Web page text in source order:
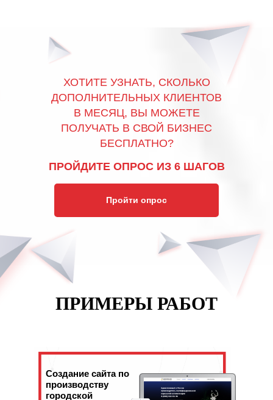
ПРОЙДИТЕ ОПРОС ИЗ 6 ШАГОВ
ХОТИТЕ УЗНАТЬ, СКОЛЬКО
ДОПОЛНИТЕЛЬНЫХ КЛИЕНТОВ
В МЕСЯЦ, ВЫ МОЖЕТЕ
ПОЛУЧАТЬ В СВОЙ БИЗНЕС
БЕСПЛАТНО?
Пройти опрос
ПРИМЕРЫ РАБОТ
Создание сайта по
производству
городской